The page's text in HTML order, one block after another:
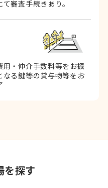
審査手続きあり。
・仲介手数料等をお振
る鍵等の貸与物等をお
を探す